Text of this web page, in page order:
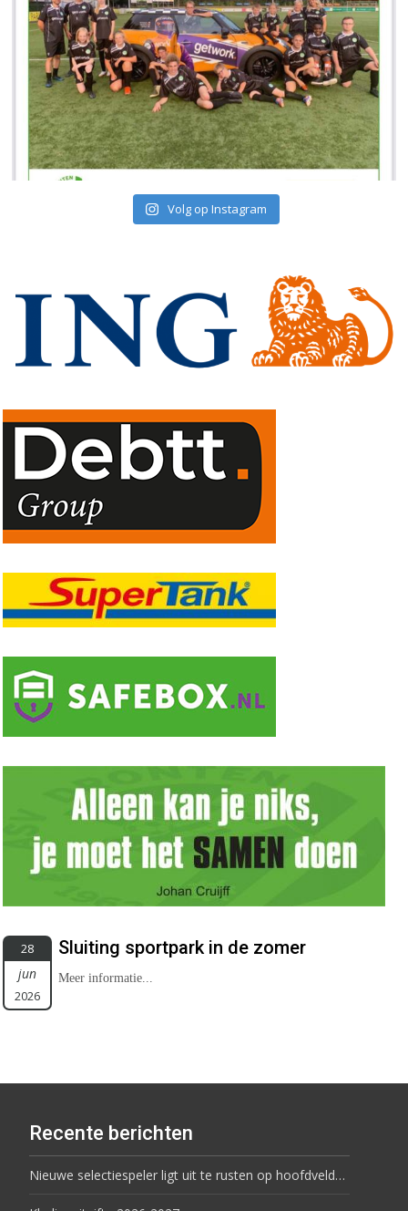
Volg op Instagram
28
jun
2026
Sluiting sportpark in de zomer
Meer informatie...
Recente berichten
Nieuwe selectiespeler ligt uit te rusten op hoofdveld…